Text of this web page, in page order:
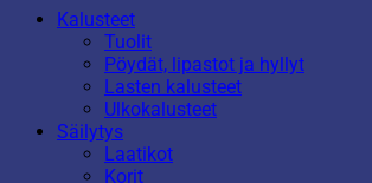
Kalusteet
Tuolit
Pöydät, lipastot ja hyllyt
Lasten kalusteet
Ulkokalusteet
Säilytys
Laatikot
Korit